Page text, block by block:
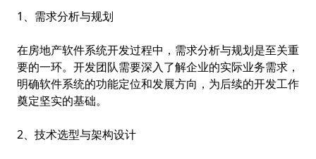
1、需求分析与规划
在房地产软件系统开发过程中，需求分析与规划是至关重
要的一环。开发团队需要深入了解企业的实际业务需求，
明确软件系统的功能定位和发展方向，为后续的开发工作
奠定坚实的基础。
2、技术选型与架构设计